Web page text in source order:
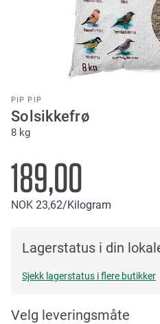
PIP PIP
Solsikkefrø
8 kg
189,00
NOK 23 62/Kilogram
Lagerstatus i din
Sjekk lagerstatus i flere butikker
Velg leveringsmåte
to
the
beginning
the
images
gallery